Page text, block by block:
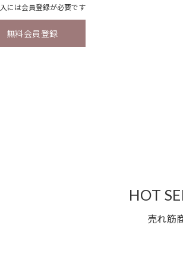
には会員登録が必要です
無料会員登録
HOT
売れ筋